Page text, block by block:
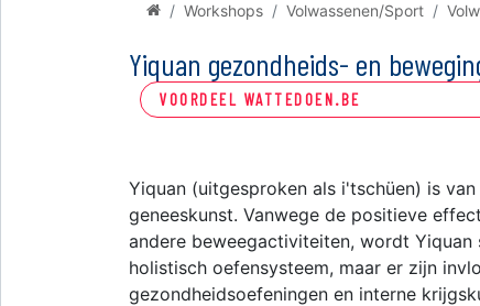
Workshops Volwassenen/Sport
Yiquan gezondheids- en
VOORDEEL WATTEDOEN.BE
Yiquan (uitgesproken als i'tschüen) is
geneeskunst. Vanwege de positieve
andere beweegactiviteiten, wordt Yiquan
holistisch oefensysteem, maar er zijn
gezondheidsoefeningen en interne